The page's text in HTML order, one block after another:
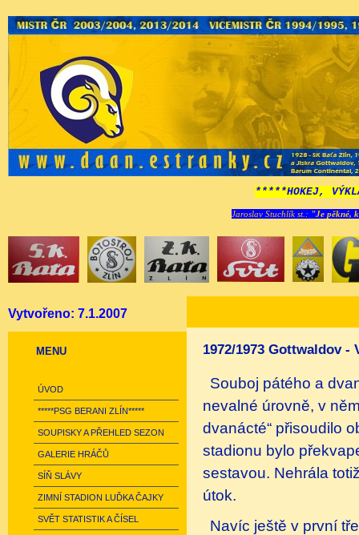
*****HOKEJ,
Jaroslav Stuchlík st.: "Je pěkné,
Vytvořeno: 7.1.2007
MENU
ÚVOD
*****PSG BERANI ZLÍN*****
SOUPISKY A PŘEHLED SEZON
GALERIE HRÁČŮ
SÍŇ SLÁVY
ZIMNÍ STADION LUĎKA ČAJKY
SVĚT STATISTIK A ČÍSEL
1972/1973 Gottwaldov -
Souboj pátého a
nevalné úrovně, v
dvanácté“ přisoudilo
stadionu bylo
sestavou. Nehrála
útok.
Navíc ještě v první